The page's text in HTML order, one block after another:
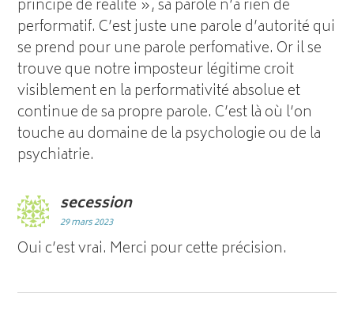
principe de réalité », sa parole n’a rien de
performatif. C’est juste une parole d’autorité qui
se prend pour une parole perfomative. Or il se
trouve que notre imposteur légitime croit
visiblement en la performativité absolue et
continue de sa propre parole. C’est là où l’on
touche au domaine de la psychologie ou de la
psychiatrie.
secession
29 mars 2023
Oui c’est vrai. Merci pour cette précision.